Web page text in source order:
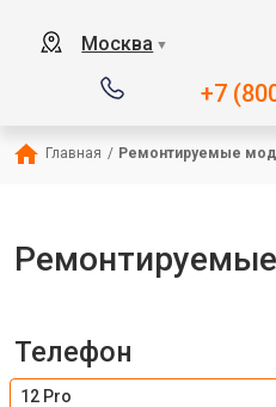
Москва ▼
+7
Главная / Ремонтируемые
Телефон
12 Pro